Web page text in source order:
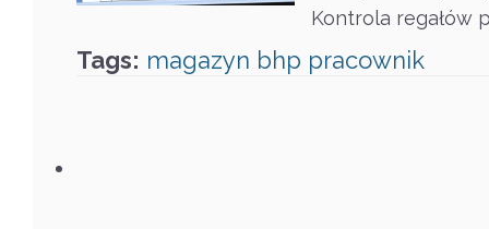
Kontrola regałów
Tags: magazyn bhp pracownik